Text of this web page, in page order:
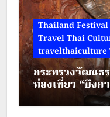
Thailand
Travel Thai
travelthaiculture
กระทรวงวัฒนธ
ท่องเที่ยว “บึง
ผสานศรัทธา ส
ท่ามกลางธรรม